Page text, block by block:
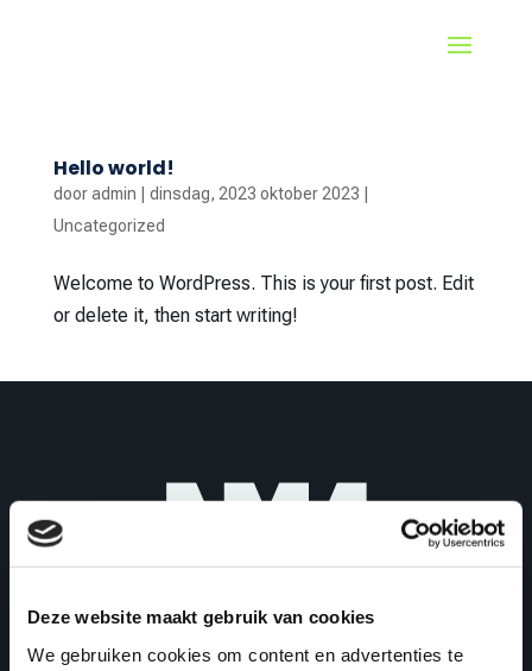
Deze website maakt gebruik van cookies
We gebruiken cookies om content en advertenties te
Hello world!
dooradmin dinsdag, 2023 oktober 2023
Uncategorized
Welcome to WordPress. This is your first post. Edit
or delete it, then start writing!